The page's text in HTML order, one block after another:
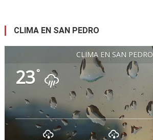
CLIMA EN SAN PEDRO
CLIMA EN SAN PEDRO
23°